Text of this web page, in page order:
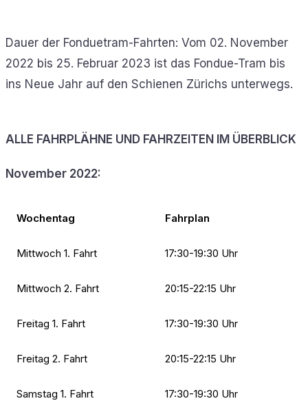
Dauer der Fonduetram-Fahrten: Vom 02. November
2022 bis 25. Februar 2023 ist das Fondue-Tram bis
ins Neue Jahr auf den Schienen Zürichs unterwegs.
ALLE FAHRPLÄHNE UND FAHRZEITEN IM ÜBERBLICK
November 2022:
Wochentag Fahrplan
Mittwoch 1. Fahrt 17:30-19:30 Uhr
Mittwoch 2. Fahrt 20:15-22:15 Uhr
Freitag 1. Fahrt 17:30-19:30 Uhr
Freitag 2. Fahrt 20:15-22:15 Uhr
Samstag 1. Fahrt 17:30-19:30 Uhr